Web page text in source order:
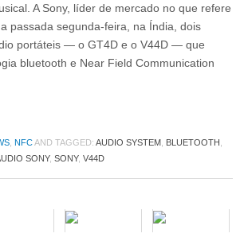
A Sony, líder de mercado no que refere
passada segunda-feira, na Índia, dois
portáteis — o GT4D e o V44D — que
bluetooth e Near Field Communication
, NFCAND TAGGED: AUDIO SYSTEM, BLUETOOTH
SONY, SONY, V44D